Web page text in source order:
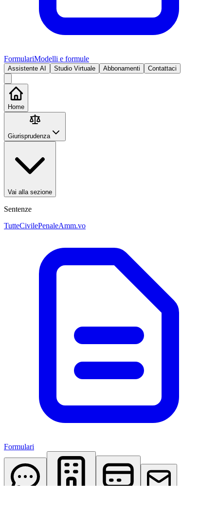
FormulariModelli e formule
Assistente AI Studio Virtuale Abbonamenti Contattaci
Home
Giurisprudenza
Vai alla sezione
Sentenze
TutteCivilePenaleAmm.vo
Formulari